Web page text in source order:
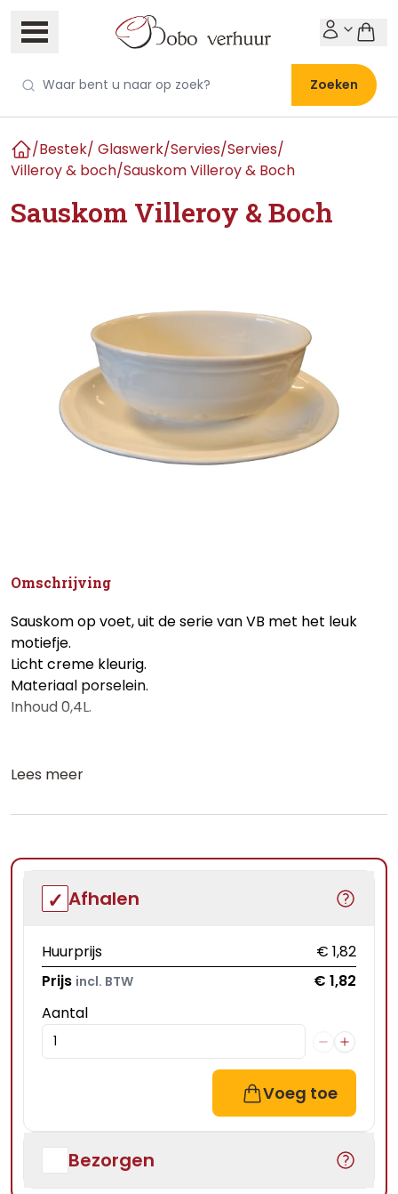
Zoeken
Home
/Bestek/ Glaswerk/Servies/Servies/
Villeroy & boch/Sauskom Villeroy & Boch
Sauskom Villeroy & Boch
Omschrijving
Sauskom op voet, uit de serie van VB met het leuk
motiefje.
Licht creme kleurig.
Materiaal porselein.
Inhoud 0,4L.
Lees meer
Afhalen
Huurprijs
€ 1,82
Prijs incl. BTW
€ 1,82
Aantal
Voeg toe
Bezorgen